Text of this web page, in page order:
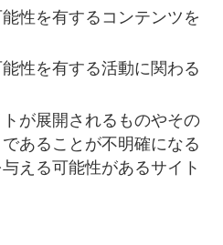
性を有するコンテンツを
性を有する活動に関わる
が展開されるものやその
あることが不明確になる
える可能性があるサイト